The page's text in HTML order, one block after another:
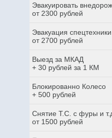
Эвакуировать
от 2300 рублей
Эвакуация спецтехники
от 2700 рублей
Выезд за МКАД
+ 30 рублей за 1 КМ
Блокированно Колесо
+ 500 рублей
Снятие Т.С. с фуры и
от 1500 рублей